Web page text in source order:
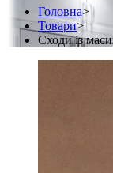
Головна>
Товари>
Сходи із